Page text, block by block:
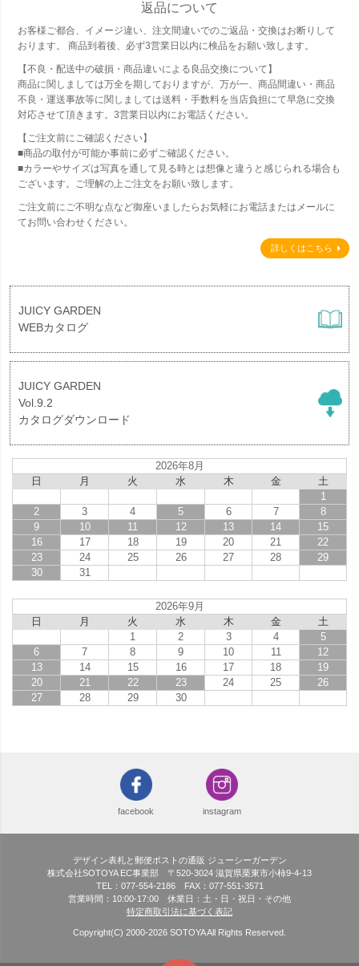
返品について
お客様ご都合、イメージ違い、注文間違いでのご返品・交換はお断りして
おります。 商品到着後、必ず3営業日以内に検品をお願い致します。
【不良・配送中の破損・商品違いによる良品交換について】
商品に関しましては万全を期しておりますが、万が一、商品間違い・商品
不良・運送事故等に関しましては送料・手数料を当店負担にて早急に交換
対応させて頂きます。3営業日以内にお電話ください。
【ご注文前にご確認ください】
■商品の取付が可能か事前に必ずご確認ください。
■カラーやサイズは写真を通して見る時とは想像と違うと感じられる場合も
ございます。ご理解の上ご注文をお願い致します。
ご注文前にご不明な点など御座いましたらお気軽にお電話またはメールに
てお問い合わせください。
詳しくはこちら
JUICY GARDEN
WEBカタログ
JUICY GARDEN
Vol.9.2
カタログダウンロード
2026年8月
日
月 火 水 木 金
土
1
2
3 4 5 6 7
8
9
10 11 12 13 14
15
16
17 18 19 20 21
22
23
24 25 26 27 28
29
30
31
2026年9月
日
月 火 水 木 金
土
1
2 3 4
5
6
7 8 9 10 11
12
13
14 15 16 17 18
19
20
21 22 23 24 25
26
27
28 29 30
facebook instagram
デザイン表札と郵便ポストの通販 ジューシーガーデン
株式会社SOTOYA EC事業部 〒520-3024 滋賀県栗東市小柿9-4-13
TEL：077-554-2186 FAX：077-551-3571
営業時間：10:00-17:00 休業日：土・日・祝日・その他
特定商取引法に基づく表記
Copyright(C) 2000-2026 SOTOYA All Rights Reserved.